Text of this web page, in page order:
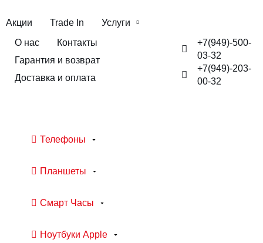
Акции Trade In
Услуги
О нас
Контакты
Гарантия и возврат
Доставка и оплата
+7(949)-500-
03-32
+7(949)-203-
00-32
Телефоны
Планшеты
Смарт Часы
Ноутбуки Apple